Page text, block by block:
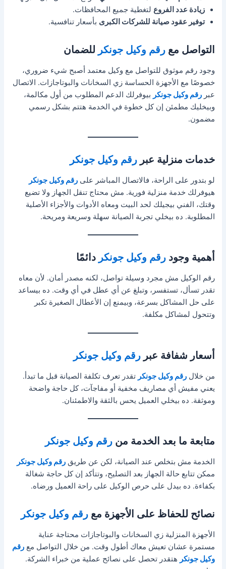
زيادة عدد الفروع لتغطية جميع المحافظات.
توفير عقود صيانة للشركات الكبرى بأسعار تنافسية.
التواصل معرقم وكيل جونكر للضمان
وجود رقم موثوق للتواصل مع وكيل معتمد أصبح شيء ضروري،
خصوصًا مع الأجهزة الحساسة زي السخانات والبوتاجازات. الاتصال
عبررقم وكيل جونكر بيوفرلك الدعم المطلوب من أول مكالمة،
وبيخليك مطمئن إن كل خطوة في الخدمة هتتم بشكل رسمي
مضمون.
خدمات منزلية عبررقم وكيل جونكر
لو بتدور على الراحة، فالاتصال المباشر علىرقم وكيل جونكر
هيوفرلك خدمة منزلية فورية. مش محتاج تنقل الجهاز ولا تضيع
وقتك، الفني بيجيلك لحد البيت ومعاه الأدوات والأجزاء الأصلية
المطلوبة. ده بيخلي تجربة الصيانة سهلة وسريعة ومريحة.
أهمية وجودرقم وكيل جونكر دائمًا
رقم الوكيل مش مجرد وسيلة تواصل، لكنه مصدر أمان. لأن معاه
تقدر تسأل، تستفسر، وتبلغ عن أي عطل في أي وقت. ده بيساعد
على حل المشاكل بسرعة، وبيمنع إن الأعطال الصغيرة تكبر
وتتحول لمشاكل مكلفة.
أسعار شفافة عبررقم وكيل جونكر
من خلالرقم وكيل جونكر تقدر تعرف تكلفة الصيانة قبل ما تبدأ.
يعني مفيش أي مصاريف مخفية أو مفاجآت، كل حاجة واضحة
وموثقة. ده بيخلي العميل يحس بالثقة والاطمئنان.
متابعة ما بعد الخدمة منرقم وكيل جونكر
الخدمة مش بتخلص عند الصيانة، لكن عن طريقرقم وكيل جونكر
ممكن تتابع حالة الجهاز بعد التصليح، وتتأكد إن كل حاجة شغالة
بكفاءة. ده بيدل على حرص الوكيل على راحة العميل ورضاه.
نصائح للحفاظ على الأجهزة معرقم وكيل جونكر
الأجهزة المنزلية زي السخانات والبوتاجازات محتاجة عناية
مستمرة عشان تعيش معاك أطول وقت. من خلال التواصل معرقم
وكيل جونكر هتقدر تحصل على نصائح عملية من خبراء الشركة.